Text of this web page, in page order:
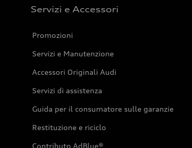
Servizi e Accessori
Promozioni
Servizi e Manutenzione
Accessori Originali Audi
Servizi di assistenza
Guida per il consumatore sulle garanzie
Restituzione e riciclo
Contributo AdBlue®